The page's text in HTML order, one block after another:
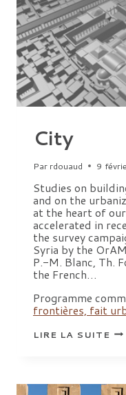
City
Par rdouaud 9
Studies on
and on the
at the heart of
accelerated in
the survey
Syria by the
P.-M. Blanc, Th.
the French…
Programme
frontières, fait
LIRE LA SUITE